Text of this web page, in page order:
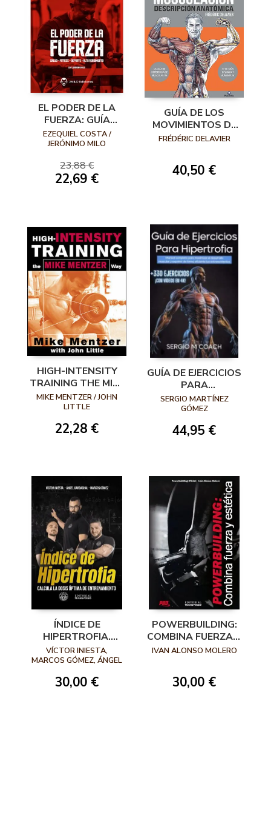
EL PODER DE LA
FUERZA: GUÍA
COMPLETA DE
POWERLIFTING Y
DE LA FUERZA
EZEQUIEL COSTA /
JERÓNIMO MILO
23,88 €
22,69 €
GUÍA DE LOS
MOVIMIENTOS DE
MUSCULACIÓN.
EDICIÓN REVISADA
FRÉDÉRIC DELAVIER
40,50 €
HIGH-INTENSITY
TRAINING THE MIKE
MENTZER WAY
MIKE MENTZER / JOHN
LITTLE
22,28 €
GUÍA DE EJERCICIOS
PARA
HIPERTROFIA
SERGIO MARTÍNEZ
GÓMEZ
44,95 €
ÍNDICE DE
HIPERTROFIA.
CALCULA LA DOSIS
ÓPTIMA DE
ENTRENAMIENTO
VÍCTOR INIESTA,
MARCOS GÓMEZ, ÁNGEL
30,00 €
POWERBUILDING:
COMBINA FUERZA Y
ESTETICA
IVAN ALONSO MOLERO
30,00 €